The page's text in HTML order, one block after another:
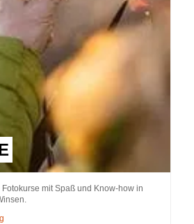
mit Spaß und Know-how in